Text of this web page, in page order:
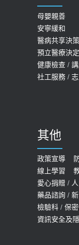
女性必看
查完全免
2026-05-14
一定得換
2019-10-08
20歲迪士
孩最好發
2019-07-09
預約
2022-01-07
114年【
預約
2025-09-30
母嬰親善
安寧緩和
醫病共享決策
預立醫療決定
健康檢查 /
社工服務 /
其他
政策宣導
線上學習
愛心捐贈 /
藥品諮詢 /
檢驗科 / 保
資訊安全及